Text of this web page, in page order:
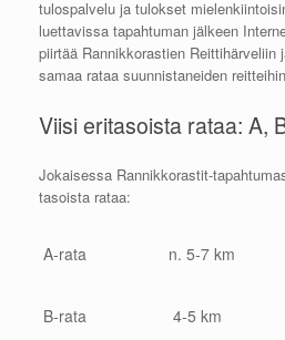
tulospalvelu ja tulokset
luettavissa tapahtuman jälkeen
piirtää Rannikkorastien Reittihärveliin
samaa rataa suunnistaneiden
Viisi eritasoista rataa: A,
Jokaisessa Rannikkorastit-
tasoista rataa:
A-rata n. 5-7 km
B-rata 4-5 km